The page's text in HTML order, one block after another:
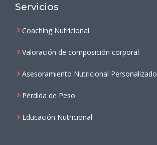
Servicios
Coaching Nutricional
Valoración de composición corporal
Asesoramiento Nutricional Personalizado
Pérdida de Peso
Educación Nutricional